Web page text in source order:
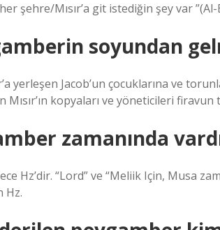
şehre/Mısır’a git istediğin şey var
soyundan
yerleşen Jacob’un çocuklarına ve
Mısır’ın kopyaları ve yöneticileri
zamanında
Hz’dir. “Lord” ve “Meliik Için, Musa
Hz.